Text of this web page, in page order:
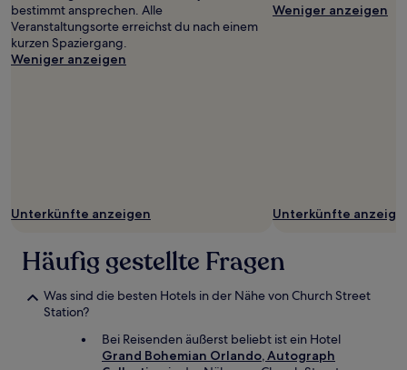
bestimmt ansprechen. Alle
Veranstaltungsorte erreichst du nach einem
kurzen Spaziergang.
Weniger anzeigen
Unterkünfte anzeigen
Weniger anzeigen
Unterkünfte
Häufig gestellte Fragen
Was sind die besten Hotels in der Nähe von Church Street
Station?
Bei Reisenden äußerst beliebt ist ein Hotel
Grand Bohemian Orlando, Autograph